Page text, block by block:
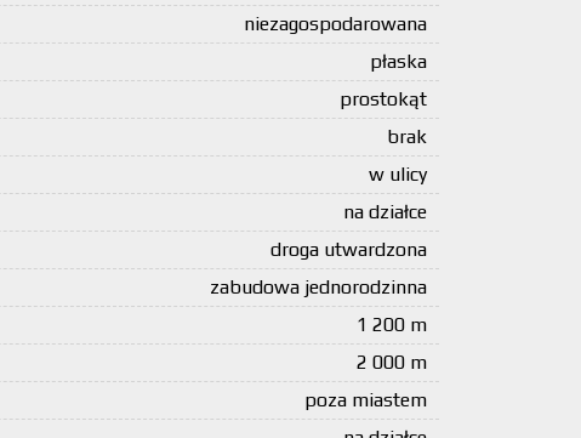
niezagospodarowana
płaska
prostokąt
brak
w ulicy
na działce
droga utwardzona
zabudowa jednorodzinna
1 200 m
2 000 m
poza miastem